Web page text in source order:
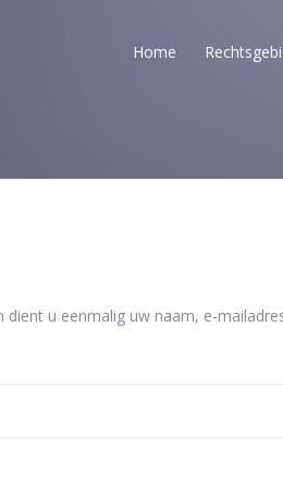
Home
u eenmalig uw naam, e-